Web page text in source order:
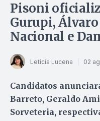
Pisoni
Gurupi,
Nacional e
Letícia Lucena 02
Candidatos
Barreto, Geraldo
Sorveteria,